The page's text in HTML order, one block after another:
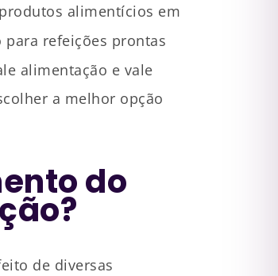
alimentícios em
para refeições prontas
alimentação e vale
a melhor opção
do
de diversas